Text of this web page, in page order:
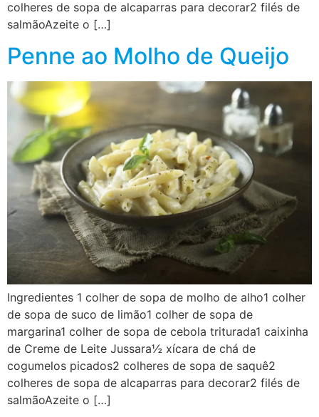
colheres de sopa de alcaparras para decorar2 filés de
salmãoAzeite o […]
Penne ao Molho de Queijo
Ingredientes 1 colher de sopa de molho de alho1 colher
de sopa de suco de limão1 colher de sopa de
margarina1 colher de sopa de cebola triturada1 caixinha
de Creme de Leite Jussara½ xícara de chá de
cogumelos picados2 colheres de sopa de saquê2
colheres de sopa de alcaparras para decorar2 filés de
salmãoAzeite o […]